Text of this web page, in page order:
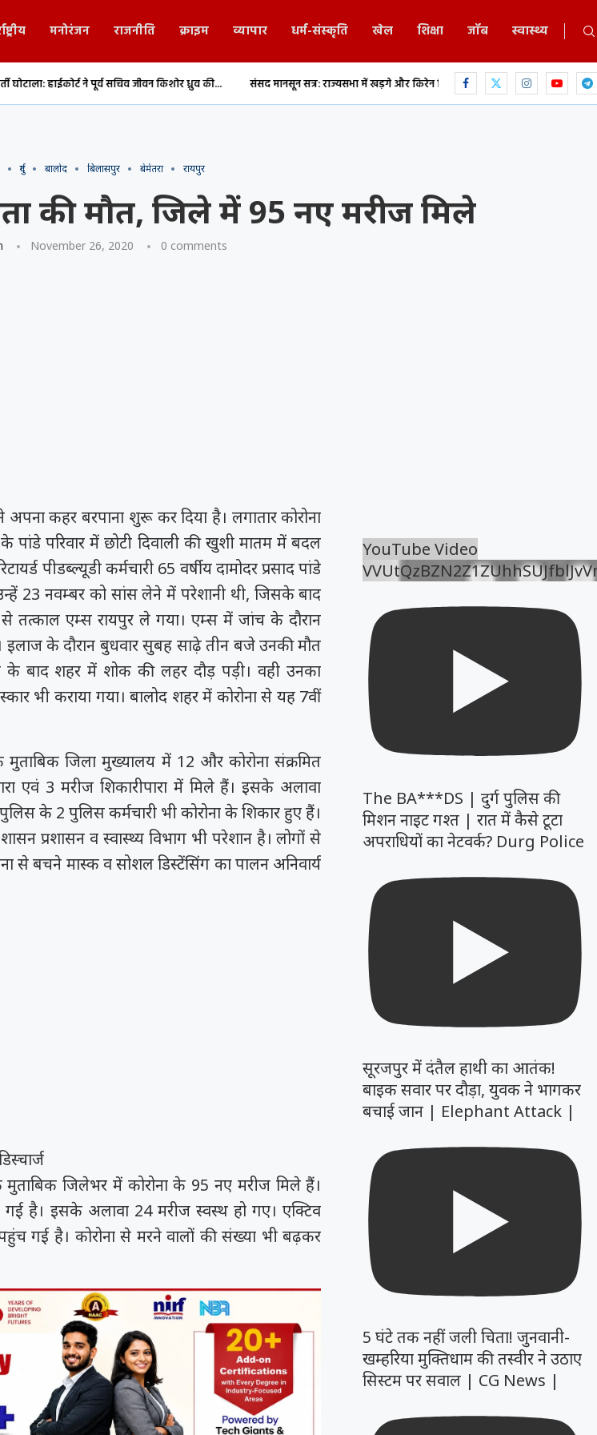
मनोरंजन राजनीति क्राइम व्यापार धर्म-संस्कृति खेल शिक्षा जॉब स्वास्थ्य
ने पूर्व सचिव जीवन किशोर ध्रुव की... संसद मानसून सत्र: राज्यसभा में खड़गे और किरेन रिजिजू के बीच... एकलव्य स्कूल में 9 वीं के छात्र ने
दुर्ग बालोद बिलासपुर बेमेतरा रायपुर
की मौत, जिले में 95 नए मरीज मिले
November 26, 2020 0 comments
अपना कहर बरपाना शुरू कर दिया है। लगातार कोरोना
पांडे परिवार में छोटी दिवाली की खुशी मातम में बदल
पीडब्ल्यूडी कर्मचारी 65 वर्षीय दामोदर प्रसाद पांडे
23 नवम्बर को सांस लेने में परेशानी थी, जिसके बाद
तत्काल एम्स रायपुर ले गया। एम्स में जांच के दौरान
इलाज के दौरान बुधवार सुबह साढ़े तीन बजे उनकी मौत
के बाद शहर में शोक की लहर दौड़ पड़ी। वही उनका
भी कराया गया। बालोद शहर में कोरोना से यह 7वीं
मुताबिक जिला मुख्यालय में 12 और कोरोना संक्रमित
एवं 3 मरीज शिकारीपारा में मिले हैं। इसके अलावा
के 2 पुलिस कर्मचारी भी कोरोना के शिकार हुए हैं।
प्रशासन व स्वास्थ्य विभाग भी परेशान है। लोगों से
से बचने मास्क व सोशल डिस्टेंसिंग का पालन अनिवार्य
मुताबिक जिलेभर में कोरोना के 95 नए मरीज मिले हैं।
है। इसके अलावा 24 मरीज स्वस्थ हो गए। एक्टिव
गई है। कोरोना से मरने वालों की संख्या भी बढ़कर
YouTube Video
The BA***DS | दुर्ग पुलिस की
मिशन नाइट गश्त | रात में कैसे टूटा
अपराधियों का नेटवर्क? Durg Police
सूरजपुर में दंतैल हाथी का आतंक!
बाइक सवार पर दौड़ा, युवक ने भागकर
बचाई जान | Elephant Attack |
5 घंटे तक नहीं जली चिता! जुनवानी-
खम्हरिया मुक्तिधाम की तस्वीर ने उठाए
सिस्टम पर सवाल | CG News |